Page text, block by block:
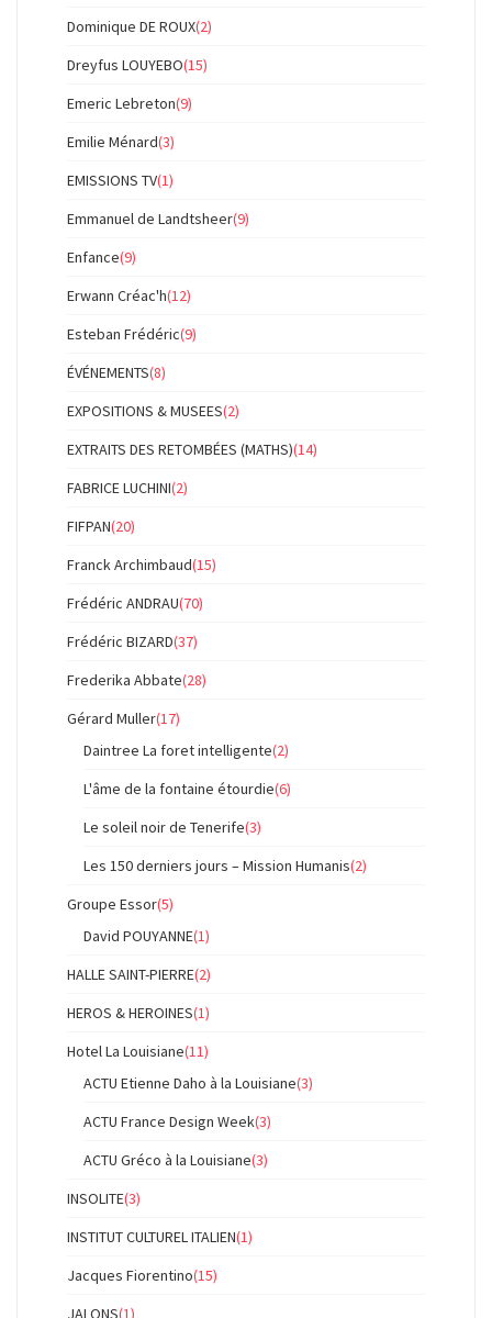
Dominique DE ROUX(2)
Dreyfus LOUYEBO(15)
Emeric Lebreton(9)
Emilie Ménard(3)
EMISSIONS TV(1)
Emmanuel de Landtsheer(9)
Enfance(9)
Erwann Créac'h(12)
Esteban Frédéric(9)
ÉVÉNEMENTS(8)
EXPOSITIONS & MUSEES(2)
EXTRAITS DES RETOMBÉES (MATHS)(14)
FABRICE LUCHINI(2)
FIFPAN(20)
Franck Archimbaud(15)
Frédéric ANDRAU(70)
Frédéric BIZARD(37)
Frederika Abbate(28)
Gérard Muller(17)
Daintree La foret intelligente(2)
L'âme de la fontaine étourdie(6)
Le soleil noir de Tenerife(3)
Les 150 derniers jours – Mission Humanis(2)
Groupe Essor(5)
David POUYANNE(1)
HALLE SAINT-PIERRE(2)
HEROS & HEROINES(1)
Hotel La Louisiane(11)
ACTU Etienne Daho à la Louisiane(3)
ACTU France Design Week(3)
ACTU Gréco à la Louisiane(3)
INSOLITE(3)
INSTITUT CULTUREL ITALIEN(1)
Jacques Fiorentino(15)
JALONS(1)